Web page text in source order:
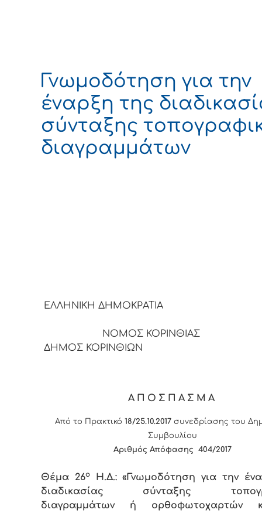
Γνωμοδότηση για την
έναρξη της
σύνταξης
διαγραμμάτων
ΕΛΛΗΝΙΚΗ ΔΗΜΟΚΡΑΤΙΑ
ΝΟΜΟΣ ΚΟΡΙΝΘΙΑΣ
ΔΗΜΟΣ ΚΟΡΙΝΘΙΩΝ
ΑΠΟΣΠΑΣΜΑ
Από το Πρακτικό 18/25.10.2017συνεδρίασης του
Συμβουλίου
Αριθμός Απόφασης 404/2017
Θέμα 26οΗ.Δ.: «Γνωμοδότηση για την
διαδικασίας σύνταξης
διαγραμμάτων ή ορθοφωτοχαρτών